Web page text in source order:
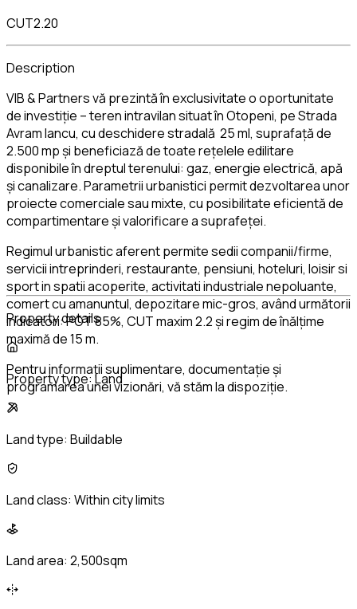
CUT2.20
Description
VIB & Partners vă prezintă în exclusivitate o oportunitate
de investiție – teren intravilan situat în Otopeni, pe Strada
Avram Iancu, cu deschidere stradală 25 ml, suprafață de
2.500 mp și beneficiază de toate rețelele edilitare
disponibile în dreptul terenului: gaz, energie electrică, apă
și canalizare. Parametrii urbanistici permit dezvoltarea unor
proiecte comerciale sau mixte, cu posibilitate eficientă de
compartimentare și valorificare a suprafeței.
Regimul urbanistic aferent permite sedii companii/firme,
servicii intreprinderi, restaurante, pensiuni, hoteluri, loisir si
sport in spatii acoperite, activitati industriale nepoluante,
comert cu amanuntul, depozitare mic-gros, având următorii
indicatori: POT 85%, CUT maxim 2.2 și regim de înălțime
maximă de 15 m.
Pentru informații suplimentare, documentație și
programarea unei vizionări, vă stăm la dispoziție.
Property details
Property type:Land
Land type: Buildable
Land class: Within city limits
Land area: 2,500sqm